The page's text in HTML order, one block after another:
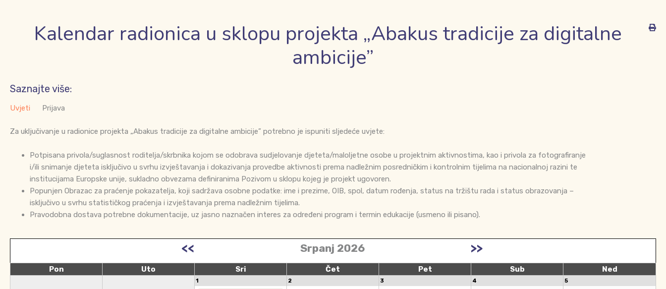
Kalendar radionica u sklopu projekta „Abakus tradicije za digitalne
ambicije”
Saznajte više:
Uvjeti Prijava
Za uključivanje u radionice projekta „Abakus tradicije za digitalne ambicije” potrebno je ispuniti sljedeće uvjete:
Potpisana privola/suglasnost roditelja/skrbnika kojom se odobrava sudjelovanje djeteta/maloljetne osobe u projektnim aktivnostima, kao i privola za fotografiranje
i/ili snimanje djeteta isključivo u svrhu izvještavanja i dokazivanja provedbe aktivnosti prema nadležnim posredničkim i kontrolnim tijelima na nacionalnoj razini te
institucijama Europske unije, sukladno obvezama definiranima Pozivom u sklopu kojeg je projekt ugovoren.
Popunjen Obrazac za praćenje pokazatelja, koji sadržava osobne podatke: ime i prezime, OIB, spol, datum rođenja, status na tržištu rada i status obrazovanja –
isključivo u svrhu statističkog praćenja i izvještavanja prema nadležnim tijelima.
Pravodobna dostava potrebne dokumentacije, uz jasno naznačen interes za određeni program i termin edukacije (usmeno ili pisano).
<< Srpanj 2026 >>
Pon Uto Sri Čet Pet Sub Ned
1 2 3 4 5